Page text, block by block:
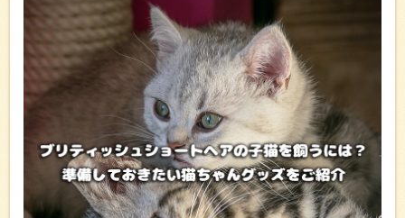
ブリティッシュショート
ておきたい猫ちゃんグッズ